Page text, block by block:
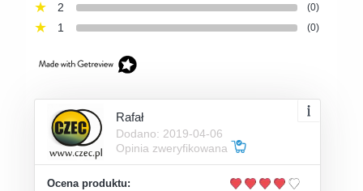
2 (0)
1 (0)
Rafał
Dodano: 2019-04-06
Opinia zweryfikowana
Ocena produktu: